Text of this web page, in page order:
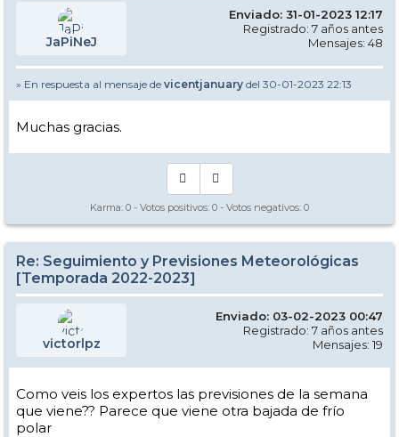
JaPiNeJ
Enviado: 31-01-2023 12:17
Registrado: 7 años antes
Mensajes: 48
» En respuesta al mensaje de vicentjanuary del 30-01-2023 22:13
Muchas gracias.
Karma: 0 - Votos positivos: 0 - Votos negativos: 0
Re: Seguimiento y Previsiones Meteorológicas
[Temporada 2022-2023]
victorlpz
Enviado: 03-02-2023 00:47
Registrado: 7 años antes
Mensajes: 19
Como veis los expertos las previsiones de la semana
que viene?? Parece que viene otra bajada de frío
polar